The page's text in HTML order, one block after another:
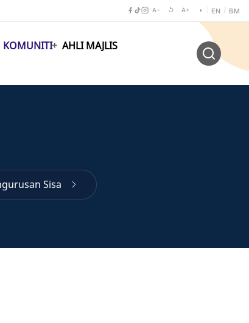
A− ↺ A+ ◑ EN / BM
KOMUNITI
AHLI MAJLIS
Sisa